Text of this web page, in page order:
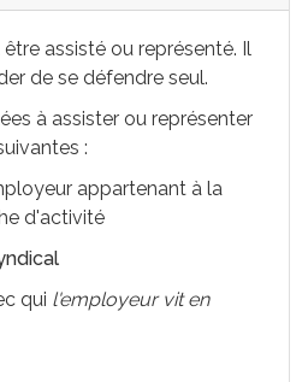
assisté ou représenté. Il
de se défendre seul.
à assister ou représenter
:
appartenant à la
d'activité
qui l'employeur vit en